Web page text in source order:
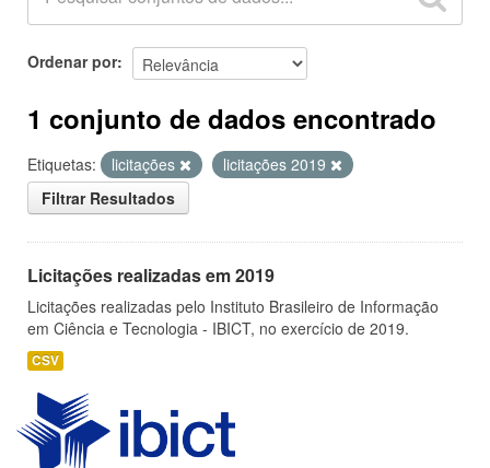
Ordenar por
1 conjunto de dados encontrado
Etiquetas: licitações
licitações 2019
Filtrar Resultados
Licitações realizadas em 2019
Licitações realizadas pelo Instituto Brasileiro de Informação
em Ciência e Tecnologia - IBICT, no exercício de 2019.
CSV